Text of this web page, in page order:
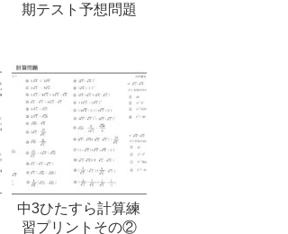
期テスト予想問題
中3ひたすら計算練
習プリントその②